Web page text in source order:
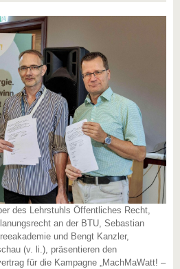
des Lehrstuhls Öffentliches Recht,
an der BTU, Sebastian
und Bengt Kanzler,
(v. li.), präsentieren den
für die Kampagne „MachMaWatt! –